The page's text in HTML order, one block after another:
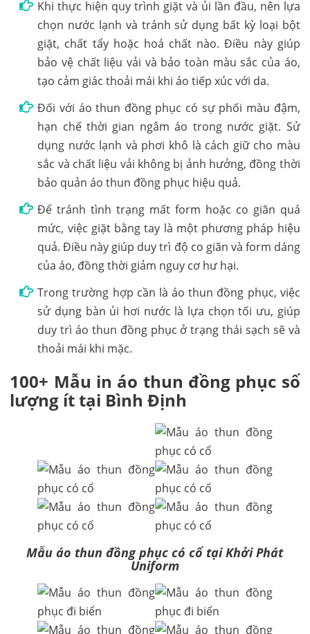
Khi thực hiện quy trình giặt và ủi lần đầu, nên lựa
chọn nước lạnh và tránh sử dụng bất kỳ loại bột
giặt, chất tẩy hoặc hoá chất nào. Điều này giúp
bảo vệ chất liệu vải và bảo toàn màu sắc của áo,
tạo cảm giác thoải mái khi áo tiếp xúc với da.
Đối với áo thun đồng phục có sự phối màu đậm,
hạn chế thời gian ngâm áo trong nước giặt. Sử
dụng nước lạnh và phơi khô là cách giữ cho màu
sắc và chất liệu vải không bị ảnh hưởng, đồng thời
bảo quản áo thun đồng phục hiệu quả.
Để tránh tình trạng mất form hoặc co giãn quá
mức, việc giặt bằng tay là một phương pháp hiệu
quả. Điều này giúp duy trì độ co giãn và form dáng
của áo, đồng thời giảm nguy cơ hư hại.
Trong trường hợp cần là áo thun đồng phục, việc
sử dụng bàn ủi hơi nước là lựa chọn tối ưu, giúp
duy trì áo thun đồng phục ở trạng thái sạch sẽ và
thoải mái khi mặc.
100+ Mẫu in áo thun đồng phục số
lượng ít tại Bình Định
Mẫu áo thun đồng phục có cổ tại Khởi Phát
Uniform